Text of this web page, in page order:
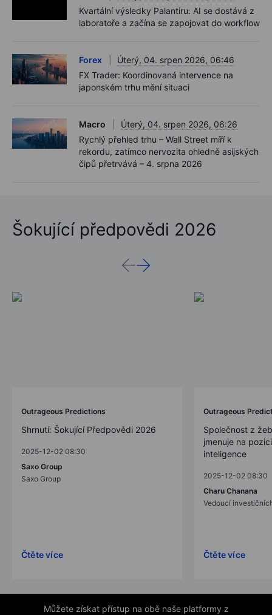
Kvartální výsledky Palantiru: AI se dostává z
laboratoře a začína se zapojovat do workflow
Forex
Úterý, 04. srpen 2026, 06:46
FX Trader: Koordinovaná intervence na
japonském trhu mění situaci
Macro
Úterý, 04. srpen 2026, 06:26
Rychlý přehled trhu – Wall Street míří k
rekordu, zatímco nervozita ohledně asijských
čipů přetrvává – 4. srpna 2026
Šokující předpovědi 2026
Outrageous Predictions
Shrnutí: Šokující Předpovědi 2026
2025-12-02 08:30
Saxo Group
Saxo Group
Čtěte více
Outrageous
Společnost z
jmenuje na
inteligence
2025-12-02 08:30
Charu Chanana
Vedoucí
Čtěte více
Můžete získat přístup na obě naše platformy z